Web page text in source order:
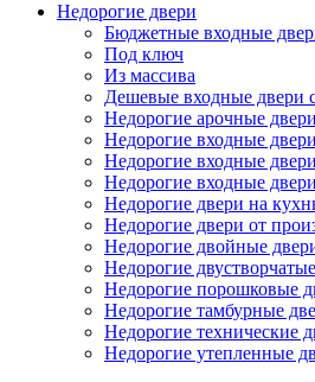
Недорогие двери
Бюджетные входные
Под ключ
Из массива
Дешевые входные двери
Недорогие арочные двери
Недорогие входные
Недорогие входные
Недорогие входные
Недорогие двери на
Недорогие двери от
Недорогие двойные
Недорогие
Недорогие порошковые
Недорогие тамбурные
Недорогие технические
Недорогие утепленные